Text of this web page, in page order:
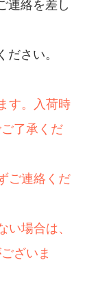
さい。
す。入荷時
了承くだ
ご連絡くだ
場合は、
ざいま